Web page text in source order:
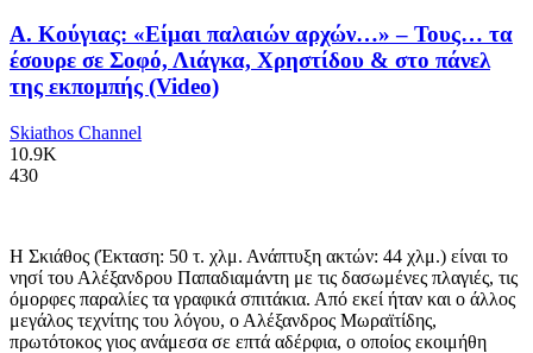
Α. Κούγιας: «Είμαι παλαιών αρχών…» – Τους… τα
έσουρε σε Σοφό, Λιάγκα, Χρηστίδου & στο πάνελ
της εκπομπής (Video)
Skiathos Channel
10.9K
430
Η Σκιάθος (Έκταση: 50 τ. χλμ. Ανάπτυξη ακτών: 44 χλμ.) είναι το
νησί του Αλέξανδρου Παπαδιαμάντη με τις δασωμένες πλαγιές, τις
όμορφες παραλίες τα γραφικά σπιτάκια. Από εκεί ήταν και ο άλλος
μεγάλος τεχνίτης του λόγου, ο Αλέξανδρος Μωραϊτίδης,
πρωτότοκος γιος ανάμεσα σε επτά αδέρφια, ο οποίος εκοιμήθη